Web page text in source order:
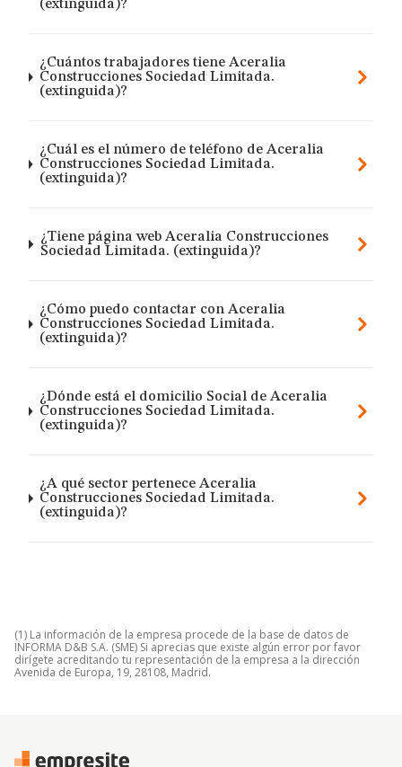
(extinguida)?
¿Cuántos trabajadores tiene Aceralia
Construcciones Sociedad Limitada.
(extinguida)?
¿Cuál es el número de teléfono de Aceralia
Construcciones Sociedad Limitada.
(extinguida)?
¿Tiene página web Aceralia Construcciones
Sociedad Limitada. (extinguida)?
¿Cómo puedo contactar con Aceralia
Construcciones Sociedad Limitada.
(extinguida)?
¿Dónde está el domicilio Social de Aceralia
Construcciones Sociedad Limitada.
(extinguida)?
¿A qué sector pertenece Aceralia
Construcciones Sociedad Limitada.
(extinguida)?
(1) La información de la empresa procede de la base de datos de
INFORMA D&B S.A. (SME) Si aprecias que existe algún error por favor
dirígete acreditando tu representación de la empresa a la dirección
Avenida de Europa, 19, 28108, Madrid.